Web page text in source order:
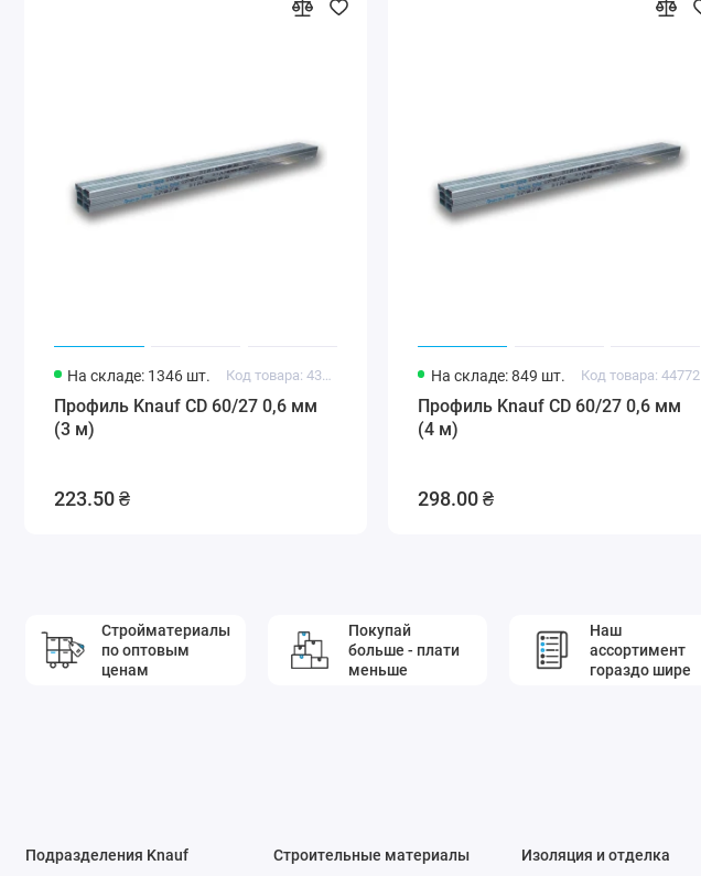
На складе: 1346 шт. Код товара: 43597
Профиль Knauf CD 60/27 0,6 мм
(3 м)
223.50 ₴
На складе: 849 шт. Код товара: 44772
Профиль Knauf CD 60/27 0,6 мм
(4 м)
298.00 ₴
Стройматериалы
по оптовым
ценам
Покупай
больше - плати
меньше
Наш
ассортимент
гораздо шире
Подразделения Knauf Строительные материалы Изоляция и отделка